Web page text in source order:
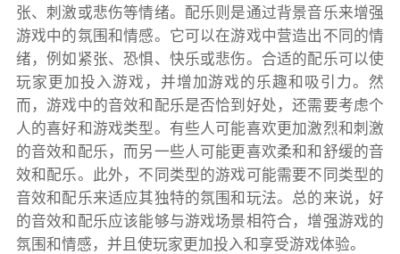
张、刺激或悲伤等情绪。配乐则是通过背景音乐来增强
游戏中的氛围和情感。它可以在游戏中营造出不同的情
绪，例如紧张、恐惧、快乐或悲伤。合适的配乐可以使
玩家更加投入游戏，并增加游戏的乐趣和吸引力。然
而，游戏中的音效和配乐是否恰到好处，还需要考虑个
人的喜好和游戏类型。有些人可能喜欢更加激烈和刺激
的音效和配乐，而另一些人可能更喜欢柔和和舒缓的音
效和配乐。此外，不同类型的游戏可能需要不同类型的
音效和配乐来适应其独特的氛围和玩法。总的来说，好
的音效和配乐应该能够与游戏场景相符合，增强游戏的
氛围和情感，并且使玩家更加投入和享受游戏体验。